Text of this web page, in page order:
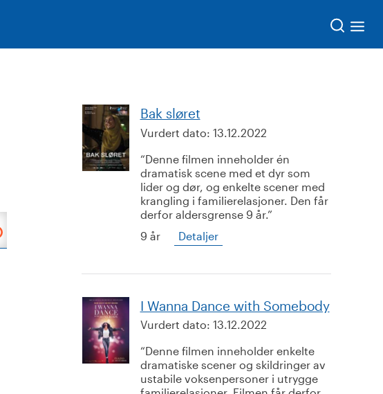
Bak sløret
Vurdert dato: 13.12.2022
Denne filmen inneholder én
dramatisk scene med et dyr som
lider og dør, og enkelte scener med
krangling i familierelasjoner. Den får
derfor aldersgrense 9 år.
9 år
Detaljer
I Wanna Dance with Somebody
Vurdert dato: 13.12.2022
Denne filmen inneholder enkelte
dramatiske scener og skildringer av
ustabile voksenpersoner i utrygge